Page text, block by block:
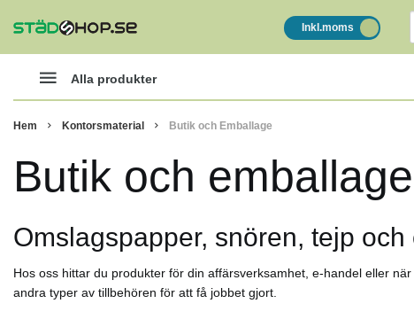
Inkl.moms
Alla produkter
Hem Kontorsmaterial Butik och Emballage
Butik och emballage
Omslagspapper, snören, tejp och
Hos oss hittar du produkter för din affärsverksamhet, e-handel eller
andra typer av tillbehören för att få jobbet gjort.